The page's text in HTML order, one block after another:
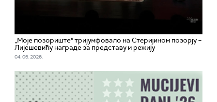
„Моје позориште“ тријумфовало на Стеријином позорју –
Лијешевићу награде за представу и режију
04. 06. 2026.